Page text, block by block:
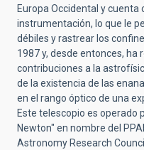
Europa Occidental y cuenta
instrumentación, lo que le
débiles y rastrear los
1987 y, desde entonces,
contribuciones a la
de la existencia de las
en el rango óptico de una
Este telescopio es operado
Newton" en nombre del
Astronomy Research